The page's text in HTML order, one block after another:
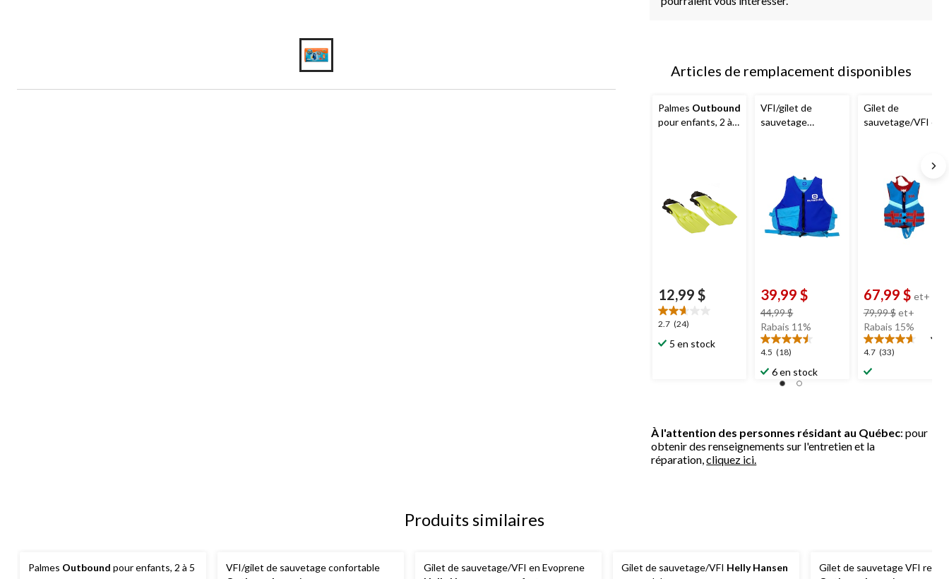
Articles de remplacement disponibles
Palmes Outbound
pour enfants, 2 à 5
12,99 $
2.7 (24)
2.7
étoile(s)
sur
5 en stock
VFI/gilet de
sauvetage
39,99 $
44,99 $prix
était
44,99 $
Rabais 11%
4.5 (18)
4.5
étoile(s)
sur
6 en stock
Gilet de
sauvetage/VFI en
67,99 $ et+
79,99 $et+prix
était
Rabais 15%
4.7 (33)
4.7
étoile(s)
sur
À l'attention des personnes résidant au Québec: pour
obtenir des renseignements sur l'entretien et la
réparation,cliquez ici.
Produits similaires
Palmes Outbound pour enfants, 2 à 5
VFI/gilet de sauvetage confortable
Gilet de sauvetage/VFI en Evoprene
Gilet de sauvetage/VFI Helly Hansen
Gilet de sauvetage VFI